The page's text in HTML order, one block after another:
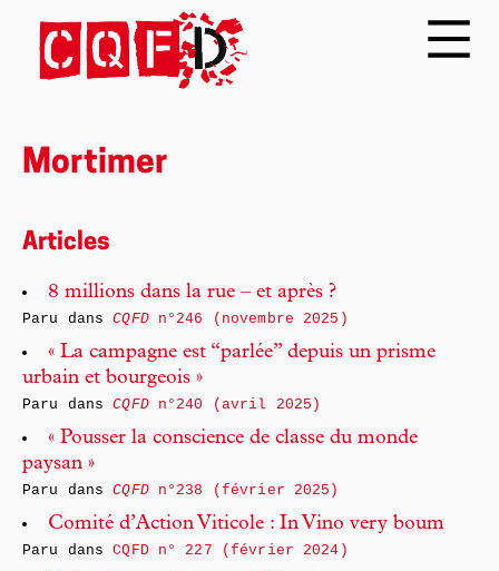
Mortimer
Articles
8 millions dans la rue – et après ?
Paru dansCQFDn°246 (novembre 2025)
« La campagne est “parlée” depuis un prisme
urbain et bourgeois »
Paru dansCQFDn°240 (avril 2025)
« Pousser la conscience de classe du monde
paysan »
Paru dansCQFDn°238 (février 2025)
Comité d’Action Viticole : In Vino very boum
Paru dansCQFD n° 227 (février 2024)